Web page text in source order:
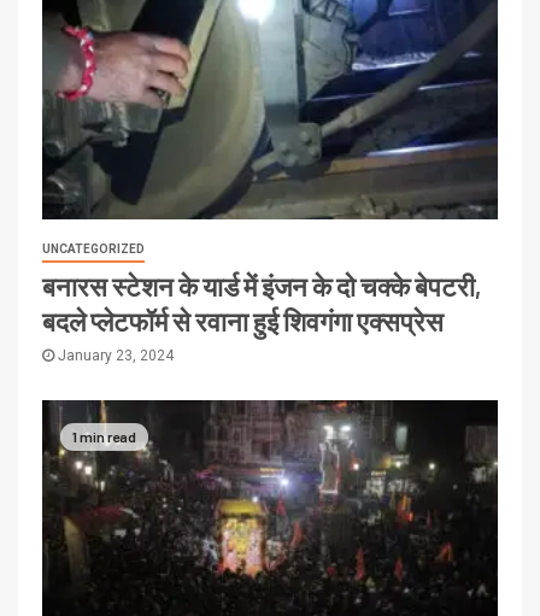
UNCATEGORIZED
बनारस स्टेशन के यार्ड में इंजन के दो चक्के बेपटरी,
बदले प्लेटफॉर्म से रवाना हुई शिवगंगा एक्सप्रेस
January 23, 2024
1 min read